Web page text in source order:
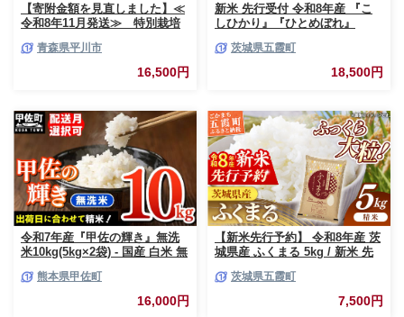
【寄附金額を見直しました】≪
令和8年11月発送≫ 特別栽培
県 平川市】
青森県平川市
16,500円
新米 先行受付 令和8年産 『こ
しひかり』『ひとめぼれ』
白米 コメ こめ 食べ比べセット
コシヒカリ ひとめぼれ 先行予
約 2026年 人気 家計応援 単一米
茨城県五霞町
18,500円
令和7年産『甲佐の輝き』無洗
米10kg(5kg×2袋) - 国産 白米 無
米 訳あり 厳選 マイスター 生活
応援 ひのひかり 森のくまさん
おすすめ 熊本県 甲佐町【価格
熊本県甲佐町
16,000円
【新米先行予約】 令和8年産 茨
城県産 ふくまる 5kg / 新米 先
精米 特A米 特A 特A評価 旨味
安心 美味しい 茨城県 五霞町
茨城県五霞町
7,500円